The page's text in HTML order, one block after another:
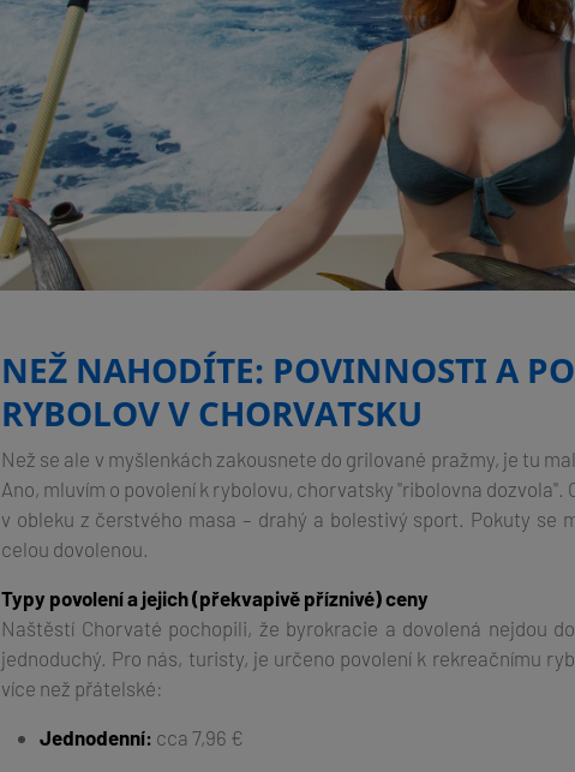
NEŽ NAHODÍTE: POVINNOSTI A
RYBOLOV V CHORVATSKU
Než se ale v myšlenkách zakousnete do grilované pražmy, je tu
Ano, mluvím o povolení k rybolovu, chorvatsky "ribolovna dozvola".
v obleku z čerstvého masa – drahý a bolestivý sport. Pokuty se
celou dovolenou.
Typy povolení a jejich (překvapivě příznivé) ceny
Naštěstí Chorvaté pochopili, že byrokracie a dovolená nejdou
jednoduchý. Pro nás, turisty, je určeno povolení k rekreačnímu
více než přátelské:
Jednodenní: cca 7,96 €